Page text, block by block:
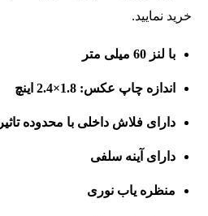
خرید نمایید.
با لنز 60 میلی متر
اندازه چاپ عکس‏:‏ 1.8×2.4 اینچ
دارای فلاش داخلی با محدوده تاثیر 0.3 متر تا 2.7 متر
دارای آینه سلفی
منظره یاب نوری